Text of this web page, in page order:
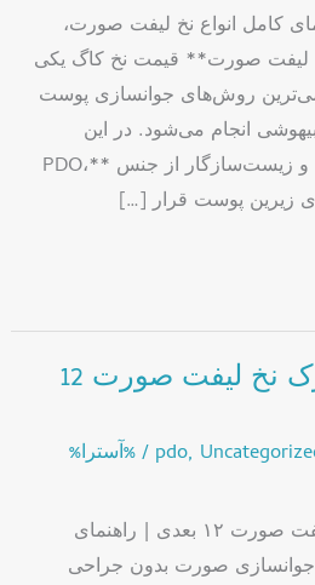
کامل انواع نخ لیفت صورت،
لیفت صورت** قیمت نخ کاگ یکی
روش‌های جوانسازی پوست
انجام می‌شود. در این
روش، نخ‌های بسیار نازک و زیست‌سازگار از جنس **PDO،
قیمت بهترین مارک نخ لیفت صورت 12
pdo,
/ %آسترا%
قیمت بهترین مارک نخ لیفت صورت ۱۲ بعدی | راهنمای
دنبال جوانسازی صورت بدون جراحی